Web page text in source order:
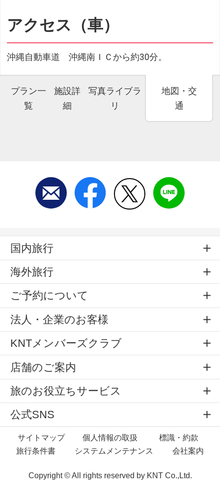
アクセス（車）
沖縄自動車道 沖縄南ＩＣから約30分。
プラン一
覧
施設詳
細
写真ライブラ
リ
地図・交
通
国内旅行
海外旅行
ご予約について
法人・企業のお客様
KNTメンバーズクラブ
店舗のご案内
旅のお役立ちサービス
公式SNS
サイトマップ 個人情報の取扱
標識・約款
旅行条件書
システムメンテナンス 会社案内
Copyright © All rights reserved by KNT Co.,Ltd.